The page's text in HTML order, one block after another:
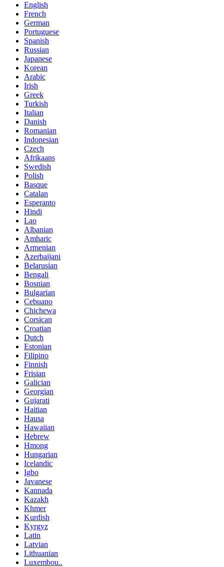
English
French
German
Portuguese
Spanish
Russian
Japanese
Korean
Arabic
Irish
Greek
Turkish
Italian
Danish
Romanian
Indonesian
Czech
Afrikaans
Swedish
Polish
Basque
Catalan
Esperanto
Hindi
Lao
Albanian
Amharic
Armenian
Azerbaijani
Belarusian
Bengali
Bosnian
Bulgarian
Cebuano
Chichewa
Corsican
Croatian
Dutch
Estonian
Filipino
Finnish
Frisian
Galician
Georgian
Gujarati
Haitian
Hausa
Hawaiian
Hebrew
Hmong
Hungarian
Icelandic
Igbo
Javanese
Kannada
Kazakh
Khmer
Kurdish
Kyrgyz
Latin
Latvian
Lithuanian
Luxembou..